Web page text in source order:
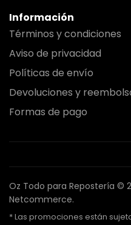
Información
Términos y condiciones
Aviso de privacidad
Políticas de envío
Devoluciones y
Formas de pago
Oz Todo para Repostería ©
Netcommerce.
* Las promociones están